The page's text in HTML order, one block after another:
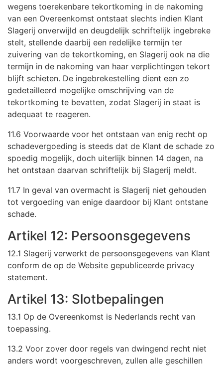
wegens toerekenbare tekortkoming in de nakoming
van een Overeenkomst ontstaat slechts indien Klant
Slagerij onverwijld en deugdelijk schriftelijk ingebreke
stelt, stellende daarbij een redelijke termijn ter
zuivering van de tekortkoming, en Slagerij ook na die
termijn in de nakoming van haar verplichtingen tekort
blijft schieten. De ingebrekestelling dient een zo
gedetailleerd mogelijke omschrijving van de
tekortkoming te bevatten, zodat Slagerij in staat is
adequaat te reageren.
11.6 Voorwaarde voor het ontstaan van enig recht op
schadevergoeding is steeds dat de Klant de schade zo
spoedig mogelijk, doch uiterlijk binnen 14 dagen, na
het ontstaan daarvan schriftelijk bij Slagerij meldt.
11.7 In geval van overmacht is Slagerij niet gehouden
tot vergoeding van enige daardoor bij Klant ontstane
schade.
Artikel 12: Persoonsgegevens
12.1 Slagerij verwerkt de persoonsgegevens van Klant
conform de op de Website gepubliceerde privacy
statement.
Artikel 13: Slotbepalingen
13.1 Op de Overeenkomst is Nederlands recht van
toepassing.
13.2 Voor zover door regels van dwingend recht niet
anders wordt voorgeschreven, zullen alle geschillen